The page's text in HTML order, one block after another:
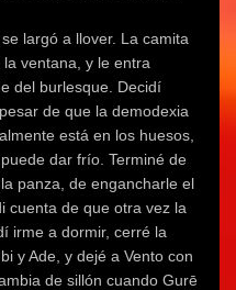
largó a llover. La camita
ventana, y le entra
del burlesque. Decidí
de que la demodexia
está en los huesos,
dar frío. Terminé de
panza, de engancharle el
cuenta de que otra vez la
irme a dormir, cerré la
y Ade, y dejé a Vento con
de sillón cuando Gurē